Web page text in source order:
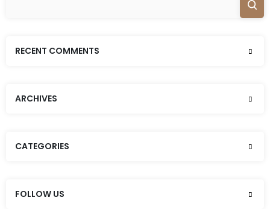
RECENT COMMENTS
ARCHIVES
CATEGORIES
FOLLOW US